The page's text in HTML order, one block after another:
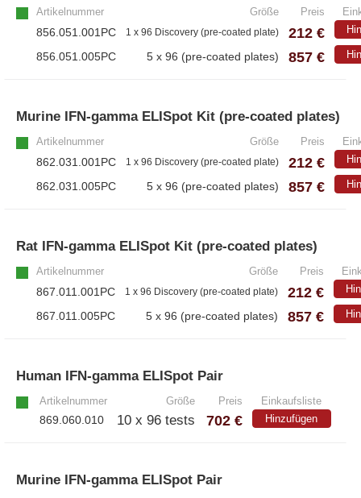
Artikelnummer Größe Preis
856.051.001PC 1 x 96 Discovery (pre-coated plate) 212 €
856.051.005PC 5 x 96 (pre-coated plates) 857 €
Murine IFN-gamma ELISpot Kit (pre-coated plates)
Artikelnummer Größe Preis
862.031.001PC 1 x 96 Discovery (pre-coated plate) 212 €
862.031.005PC 5 x 96 (pre-coated plates) 857 €
Rat IFN-gamma ELISpot Kit (pre-coated plates)
Artikelnummer Größe Preis
867.011.001PC 1 x 96 Discovery (pre-coated plate) 212 €
867.011.005PC 5 x 96 (pre-coated plates) 857 €
Human IFN-gamma ELISpot Pair
Artikelnummer Größe Preis Einkaufsliste
869.060.010 10 x 96 tests 702 € Hinzufügen
Murine IFN-gamma ELISpot Pair